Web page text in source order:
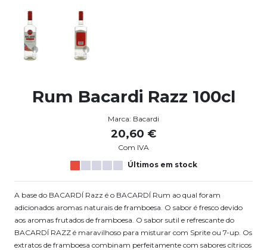
Rum Bacardi Razz 100cl
Marca: Bacardi
20,60 €
Com IVA
Últimos em stock
A base do BACARDÍ Razz é o BACARDÍ Rum ao qual foram
adicionados aromas naturais de framboesa. O sabor é fresco devido
aos aromas frutados de framboesa. O sabor sutil e refrescante do
BACARDÍ RAZZ é maravilhoso para misturar com Sprite ou 7-up. Os
extratos de framboesa combinam perfeitamente com sabores cítricos